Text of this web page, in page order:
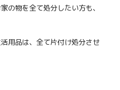
の物を全て処分したい方も、
用品は、全て片付け処分させ